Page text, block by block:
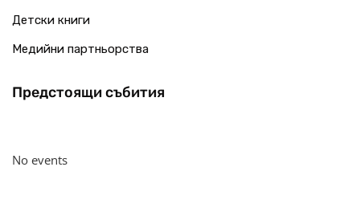
Детски книги
Медийни партньорства
Предстоящи събития
No events